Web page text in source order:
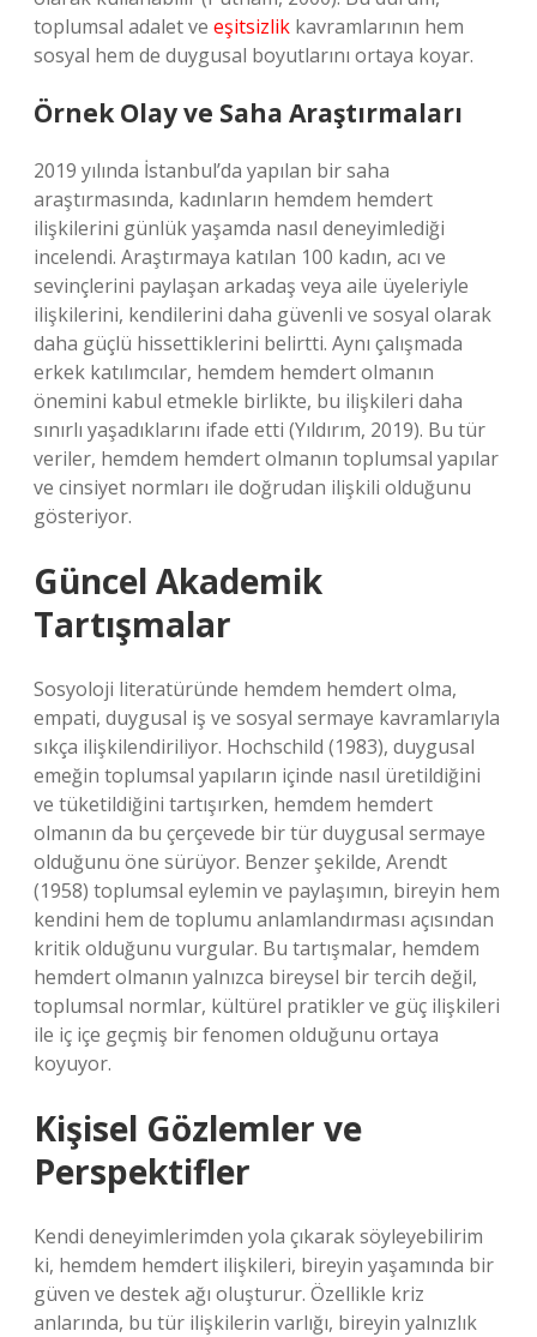
toplumsal adalet ve eşitsizlik kavramlarının hem
sosyal hem de duygusal boyutlarını ortaya koyar.
Örnek Olay ve Saha Araştırmaları
2019 yılında İstanbul’da yapılan bir saha
araştırmasında, kadınların hemdem hemdert
ilişkilerini günlük yaşamda nasıl deneyimlediği
incelendi. Araştırmaya katılan 100 kadın, acı ve
sevinçlerini paylaşan arkadaş veya aile üyeleriyle
ilişkilerini, kendilerini daha güvenli ve sosyal olarak
daha güçlü hissettiklerini belirtti. Aynı çalışmada
erkek katılımcılar, hemdem hemdert olmanın
önemini kabul etmekle birlikte, bu ilişkileri daha
sınırlı yaşadıklarını ifade etti (Yıldırım, 2019). Bu tür
veriler, hemdem hemdert olmanın toplumsal yapılar
ve cinsiyet normları ile doğrudan ilişkili olduğunu
gösteriyor.
Güncel Akademik
Tartışmalar
Sosyoloji literatüründe hemdem hemdert olma,
empati, duygusal iş ve sosyal sermaye kavramlarıyla
sıkça ilişkilendiriliyor. Hochschild (1983), duygusal
emeğin toplumsal yapıların içinde nasıl üretildiğini
ve tüketildiğini tartışırken, hemdem hemdert
olmanın da bu çerçevede bir tür duygusal sermaye
olduğunu öne sürüyor. Benzer şekilde, Arendt
(1958) toplumsal eylemin ve paylaşımın, bireyin hem
kendini hem de toplumu anlamlandırması açısından
kritik olduğunu vurgular. Bu tartışmalar, hemdem
hemdert olmanın yalnızca bireysel bir tercih değil,
toplumsal normlar, kültürel pratikler ve güç ilişkileri
ile iç içe geçmiş bir fenomen olduğunu ortaya
koyuyor.
Kişisel Gözlemler ve
Perspektifler
Kendi deneyimlerimden yola çıkarak söyleyebilirim
ki, hemdem hemdert ilişkileri, bireyin yaşamında bir
güven ve destek ağı oluşturur. Özellikle kriz
anlarında, bu tür ilişkilerin varlığı, bireyin yalnızlık